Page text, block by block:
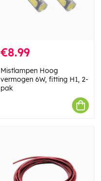
€8.99
Mistlampen Hoog
vermogen 6W, fitting H1, 2-
pak